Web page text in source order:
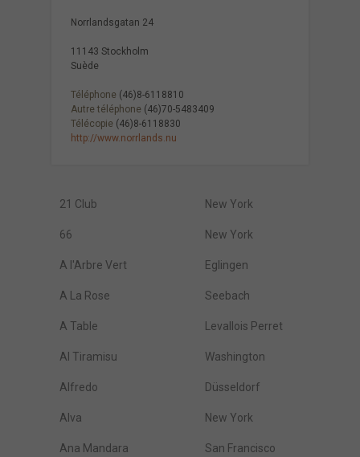
Norrlandsgatan 24
11143 Stockholm
Suède
Téléphone (46)8-6118810
Autre téléphone (46)70-5483409
Télécopie (46)8-6118830
http://www.norrlands.nu
21 Club New York
66 New York
A l'Arbre Vert Eglingen
A La Rose Seebach
A Table Levallois Perret
Al Tiramisu Washington
Alfredo Düsseldorf
Alva New York
Ana Mandara San Francisco